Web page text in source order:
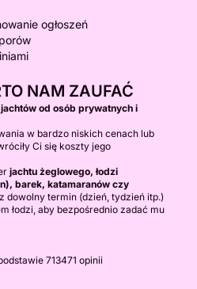
ogłoszeń
NAM ZAUFAĆ
od osób prywatnych i
w bardzo niskich cenach lub
Ci się koszty jego
jachtu żeglowego, łodzi
barek, katamaranów czy
dowolny termin (dzień, tydzień itp.)
łodzi, aby bezpośrednio zadać mu
713471 opinii